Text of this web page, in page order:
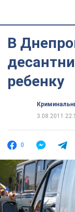
В
ребенку
3.08.2011
0